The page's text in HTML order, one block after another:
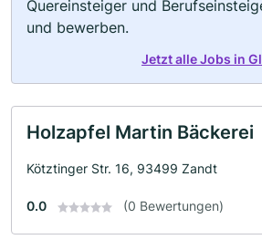
Quereinsteiger und
und bewerben.
Jetzt alle Jobs in
Holzapfel Martin Bäckerei
Kötztinger Str. 16, 93499 Zandt
0.0 (0 Bewertungen)